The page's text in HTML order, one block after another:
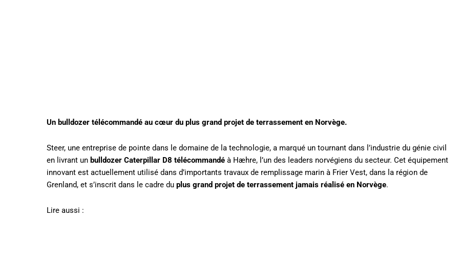
Un bulldozer télécommandé au cœur du plus grand projet de terrassement en Norvège.
Steer, une entreprise de pointe dans le domaine de la technologie, a marqué un tournant dans l’industrie du génie civil
en livrant un bulldozer Caterpillar D8 télécommandé à Hæhre, l’un des leaders norvégiens du secteur. Cet équipement
innovant est actuellement utilisé dans d’importants travaux de remplissage marin à Frier Vest, dans la région de
Grenland, et s’inscrit dans le cadre du plus grand projet de terrassement jamais réalisé en Norvège.
Lire aussi :